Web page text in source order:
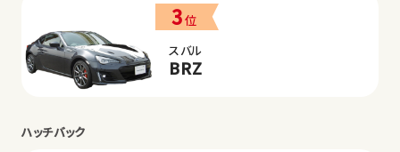
3位
スバル
BRZ
ハッチバック